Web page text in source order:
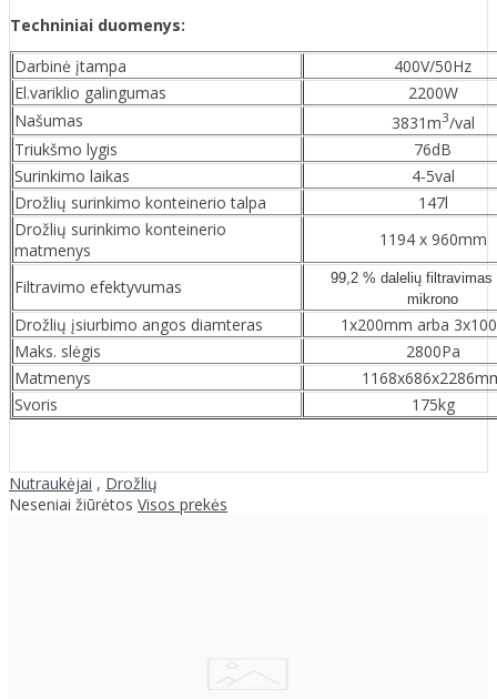
Techniniai duomenys:
Darbinė įtampa
400V/50Hz
El.variklio galingumas
2200W
Našumas
3831m3/val
Triukšmo lygis
76dB
Surinkimo laikas
4-5val
Drožlių surinkimo konteinerio talpa
147l
Drožlių surinkimo konteinerio
matmenys
1194 x 960mm
Filtravimo efektyvumas
99,2 % dalelių filtravimas
mikrono
Drožlių įsiurbimo angos diamteras
1x200mm arba
Maks. slėgis
2800Pa
Matmenys
Svoris
175kg
Nutraukėjai , Drožlių
Neseniai žiūrėtos Visos prekės